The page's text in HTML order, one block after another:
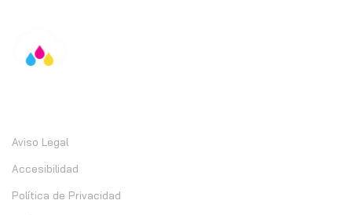
Aviso Legal
Accesibilidad
Política de Privacidad